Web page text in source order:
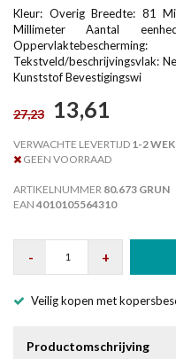
Kleur: Overig Breedte: 81
Millimeter Aantal
Tekstveld/beschrijvingsvlak:
Kunststof Bevestigingswi
27,23 13,61
VERWACHTE LEVERTIJD 1-2
GEEN VOORRAAD
ARTIKELNUMMER 80.673 GRUN
EAN 4010105564310
- +
Veilig kopen met
Productomschrijving